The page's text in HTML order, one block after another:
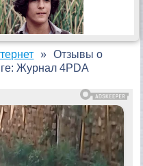
Отзывы о
Журнал 4PDA